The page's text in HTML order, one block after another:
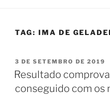
TAG: IMA DE
PUBLICADO
EM
3 DE SETEMBRO DE 2019
Resultado
conseguido com os